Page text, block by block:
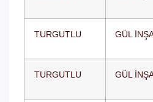
TURGUTLU GÜL
TURGUTLU GÜL